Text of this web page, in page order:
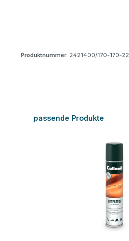
Produktnummer: 2421400/170-170-22
Produktgalerie überspringen
passende Produkte